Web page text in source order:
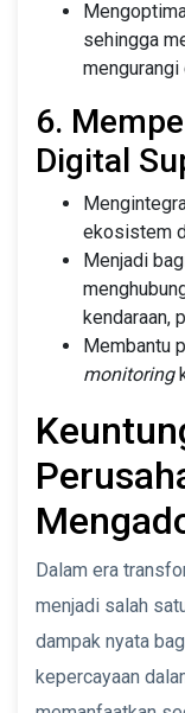
sehingga
6.
Digital
ekosistem
Menjadi
kendaraan,
Membantu
monitoring
Dalam era
menjadi salah
dampak nyata
kepercayaan